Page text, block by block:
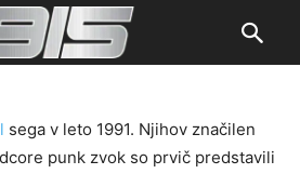
sega v leto 1991. Njihov značilen
punk zvok so prvič predstavili